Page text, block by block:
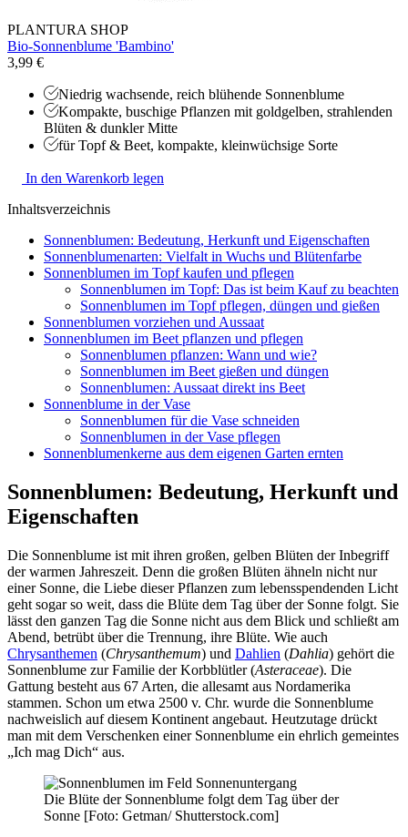
PLANTURA SHOP
Bio-Sonnenblume 'Bambino'
3,99 €
Niedrig wachsende, reich blühende Sonnenblume
Kompakte, buschige Pflanzen mit goldgelben, strahlenden
Blüten & dunkler Mitte
für Topf & Beet, kompakte, kleinwüchsige Sorte
In den Warenkorb legen
Inhaltsverzeichnis
Sonnenblumen: Bedeutung, Herkunft und Eigenschaften
Sonnenblumenarten: Vielfalt in Wuchs und Blütenfarbe
Sonnenblumen im Topf kaufen und pflegen
Sonnenblumen im Topf: Das ist beim Kauf zu beachten
Sonnenblumen im Topf pflegen, düngen und gießen
Sonnenblumen vorziehen und Aussaat
Sonnenblumen im Beet pflanzen und pflegen
Sonnenblumen pflanzen: Wann und wie?
Sonnenblumen im Beet gießen und düngen
Sonnenblumen: Aussaat direkt ins Beet
Sonnenblume in der Vase
Sonnenblumen für die Vase schneiden
Sonnenblumen in der Vase pflegen
Sonnenblumenkerne aus dem eigenen Garten ernten
Sonnenblumen: Bedeutung, Herkunft und
Eigenschaften
Die Sonnenblume ist mit ihren großen, gelben Blüten der Inbegriff
der warmen Jahreszeit. Denn die großen Blüten ähneln nicht nur
einer Sonne, die Liebe dieser Pflanzen zum lebensspendenden Licht
geht sogar so weit, dass die Blüte dem Tag über der Sonne folgt. Sie
lässt den ganzen Tag die Sonne nicht aus dem Blick und schließt am
Abend, betrübt über die Trennung, ihre Blüte. Wie auch
Chrysanthemen (Chrysanthemum) und Dahlien (Dahlia) gehört die
Sonnenblume zur Familie der Korbblütler (Asteraceae). Die
Gattung besteht aus 67 Arten, die allesamt aus Nordamerika
stammen. Schon um etwa 2500 v. Chr. wurde die Sonnenblume
nachweislich auf diesem Kontinent angebaut. Heutzutage drückt
man mit dem Verschenken einer Sonnenblume ein ehrlich gemeintes
„Ich mag Dich“ aus.
Die Blüte der Sonnenblume folgt dem Tag über der
Sonne [Foto: Getman/ Shutterstock.com]